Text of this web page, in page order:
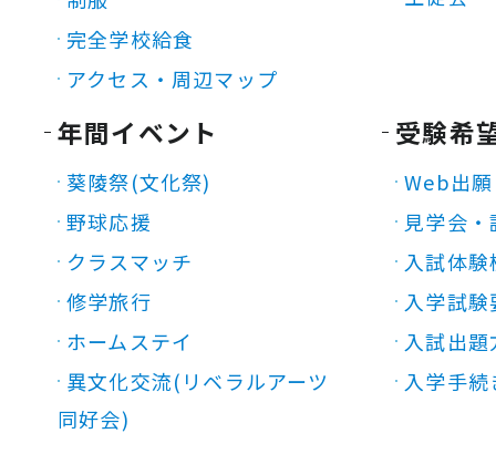
完全学校給食
アクセス・周辺マップ
年間イベント
葵陵祭(文化祭)
野球応援
クラスマッチ
修学旅行
ホームステイ
異文化交流(リベラルアーツ
同好会)
受験希
Web出願
見学会
入試体験
入学試験
入試出題
入学手続